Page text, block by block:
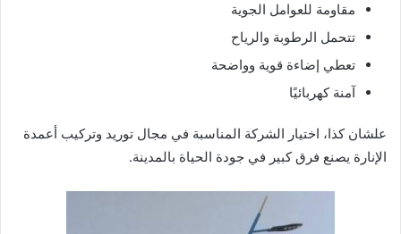
مقاومة للعوامل الجوية
تتحمل الرطوبة والرياح
تعطي إضاءة قوية وواضحة
آمنة كهربائيًا
علشان كذا، اختيار الشركة المناسبة في مجال توريد وتركيب أعمدة
الإنارة يصنع فرق كبير في جودة الحياة بالمدينة.